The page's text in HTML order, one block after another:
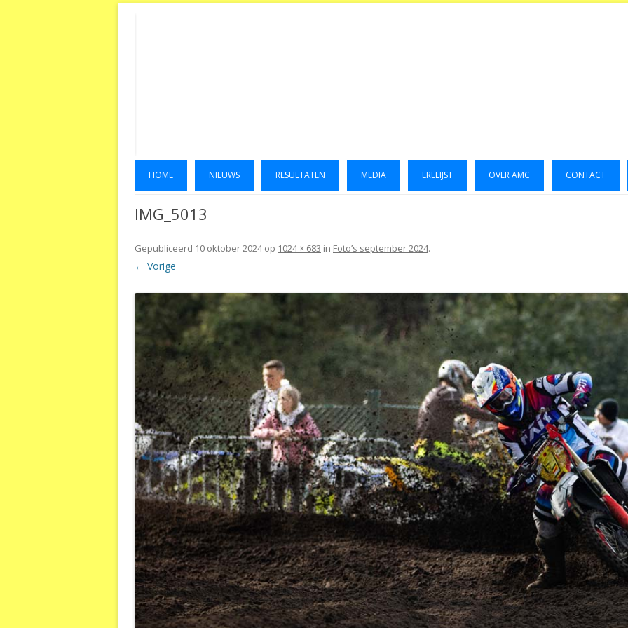
HOME NIEUWS RESULTATEN MEDIA
FOTO’S OKTOBER 2023
FOTO’S SEPTEMBER 2024
FOTO’S MAART 2025
FOTO’S OKTOBER 2025
ERELIJST OVER AMC CONTACT
IMG_5013
Gepubliceerd 10 oktober 2024op 1024 × 683 in Foto’s september 2024.
← Vorige